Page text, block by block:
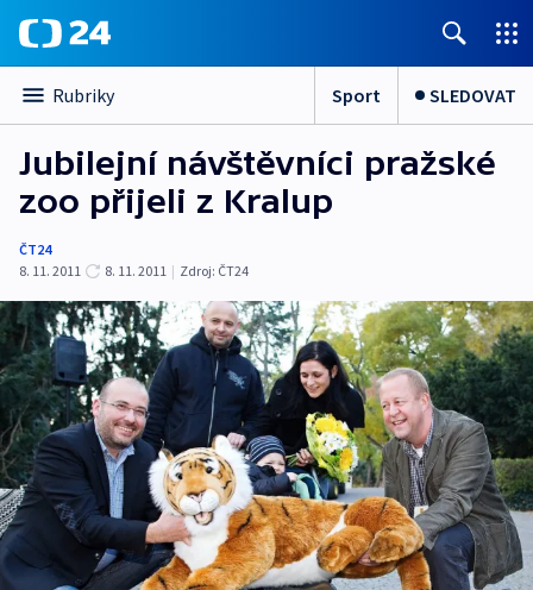
Rubriky Sport SLEDOVAT
Jubilejní návštěvníci pražské
zoo přijeli z Kralup
ČT24
8. 11. 2011
8. 11. 2011 | Zdroj: ČT24